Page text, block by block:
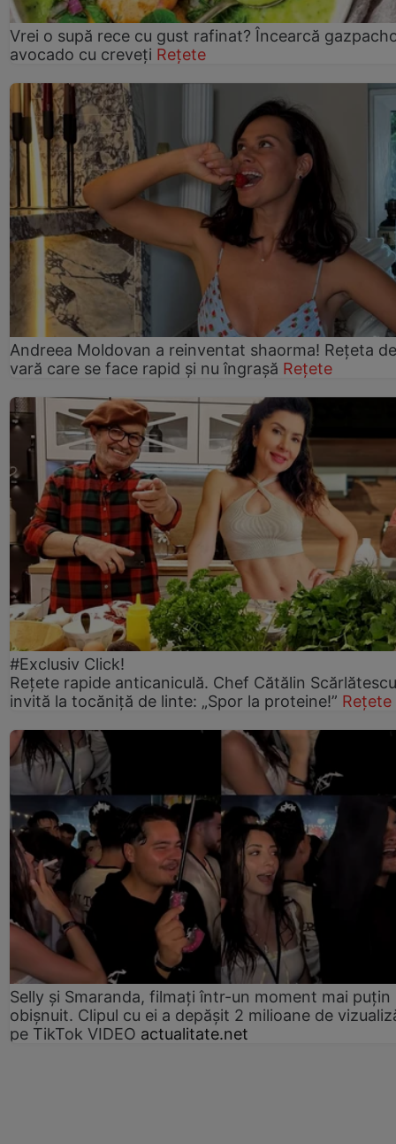
Vrei o supă rece cu gust rafinat? Încearcă
avocado cu creveți Rețete
Andreea Moldovan a reinventat shaorma! Rețeta de
vară care se face rapid și nu îngrașă Rețete
#Exclusiv Click!
Rețete rapide anticaniculă. Chef Cătălin
invită la tocăniță de linte: „Spor la proteine!” Rețete
Selly și Smaranda, filmați într-un moment mai puțin
obișnuit. Clipul cu ei a depășit 2 milioane de
pe TikTok VIDEO actualitate.net